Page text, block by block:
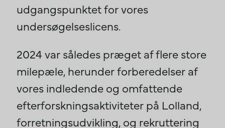
udgangspunktet for vores
undersøgelseslicens.
2024 var således præget af flere store
milepæle, herunder forberedelser af
vores indledende og omfattende
efterforskningsaktiviteter på Lolland,
forretningsudvikling, og rekruttering